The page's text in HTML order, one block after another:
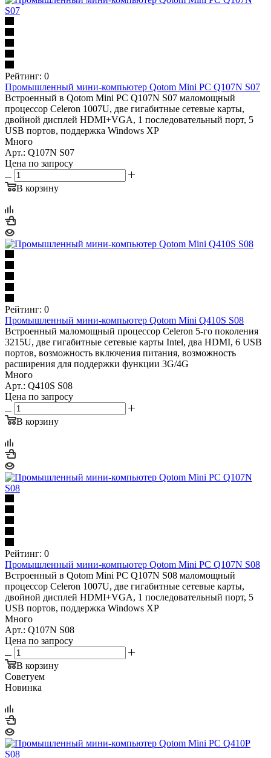
Рейтинг: 0
Промышленный мини-компьютер Qotom Mini PC Q107N S07
Встроенный в Qotom Mini PC Q107N S07 маломощный
процессор Celeron 1007U, две гигабитные сетевые карты,
двойной дисплей HDMI+VGA, 1 последовательный порт, 5
USB портов, поддержка Windows XP
Много
Арт.: Q107N S07
Цена по запросу
В корзину
Рейтинг: 0
Промышленный мини-компьютер Qotom Mini Q410S S08
Встроенный маломощный процессор Celeron 5-го поколения
3215U, две гигабитные сетевые карты Intel, два HDMI, 6 USB
портов, возможность включения питания, возможность
расширения для поддержки функции 3G/4G
Много
Арт.: Q410S S08
Цена по запросу
В корзину
Рейтинг: 0
Промышленный мини-компьютер Qotom Mini PC Q107N S08
Встроенный в Qotom Mini PC Q107N S08 маломощный
процессор Celeron 1007U, две гигабитные сетевые карты,
двойной дисплей HDMI+VGA, 1 последовательный порт, 5
USB портов, поддержка Windows XP
Много
Арт.: Q107N S08
Цена по запросу
В корзину
Советуем
Новинка